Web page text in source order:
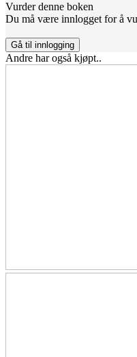
Vurder denne boken
Du må være innlogget for å
Gå til innlogging
Andre har også kjøpt..